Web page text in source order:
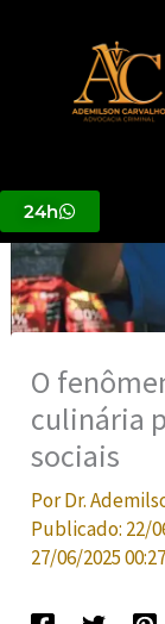
conteúdo
24h
O
culinária
sociais
PorDr.
Publicado: 22/
27/06/2025 00:27